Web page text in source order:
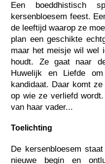
Een boeddhistisch
kersenbloesem feest.
de leeftijd waarop ze
plan een geschikte
maar het meisje wil wel
houdt. Ze gaat naar
Huwelijk en Liefde
kandidaat. Daar komt
op wie ze verliefd
van haar vader...
Toelichting
De kersenbloesem
nieuwe begin en